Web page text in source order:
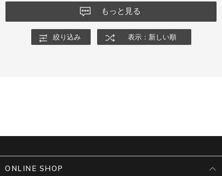
もっと見る
絞り込み 表示：新しい順
ONLINE SHOP